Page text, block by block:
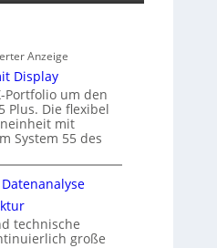
Anzeige
Display
Portfolio um den
Plus. Die flexibel
mit
System 55 des
technische
große